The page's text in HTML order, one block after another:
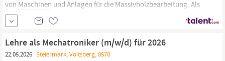
von Maschinen und Anlagen für die Massivholzbearbeitung. Als
Komplettanbieter bietet die Unternehmensgruppe
Anlagen und Service im Bereich Massivholz- und
Holzwerkstoffbearbeitung. Mit Produktionswerken in Europa,...
Lehre als Mechatroniker (m/w/d) für 2026
22.05.2026 Steiermark, Voitsberg, 8570